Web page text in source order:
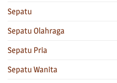
Sepatu
Sepatu Olahraga
Sepatu Pria
Sepatu Wanita